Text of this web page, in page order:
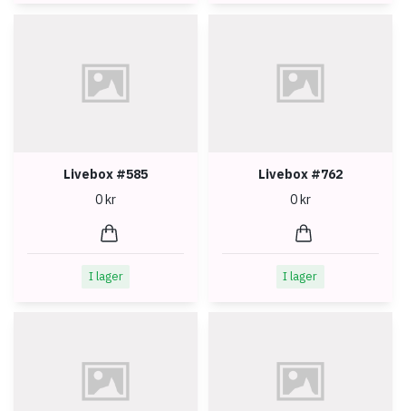
Livebox #585
0 kr
I lager
Livebox #762
0 kr
I lager